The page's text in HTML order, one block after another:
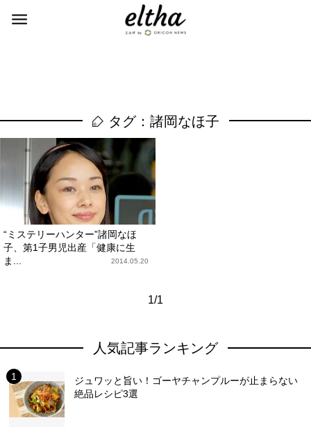
タグ：諸岡なほ子
“ミステリーハンター”諸岡なほ
子、第1子男児出産「健康に生
ま...
2014.05.20
1/1
人気記事ランキング
ジュワッと旨い！ゴーヤチャンプルーが止まらない
絶品レシピ3選